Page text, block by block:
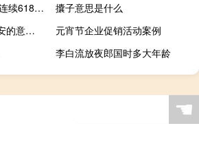
RedmiNote7Pro近期连续618天首次降价
攮子意思是什么
定而后能静静而后能安的意思（定而后能静静而后能安安而后能虑）
元宵节企业促销活动案例
李白流放夜郎国时多大年龄
☚